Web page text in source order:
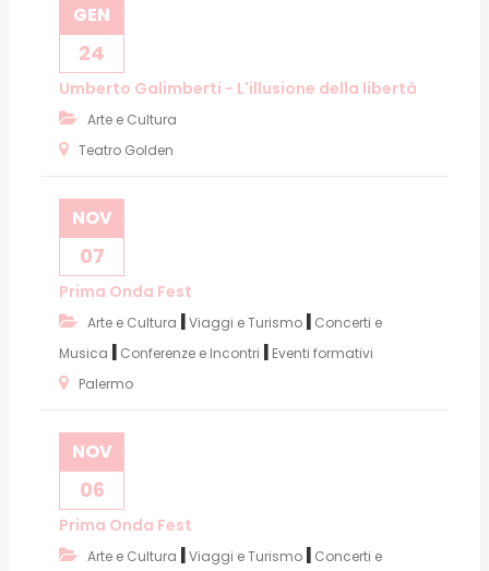
GEN
24
Umberto Galimberti - L'illusione della libertà
Arte e Cultura
Teatro Golden
NOV
07
Prima Onda Fest
Arte e Cultura |Viaggi e Turismo | Concerti e
Musica | Conferenze e Incontri | Eventi formativi
Palermo
NOV
06
Prima Onda Fest
Arte e Cultura |Viaggi e Turismo | Concerti e